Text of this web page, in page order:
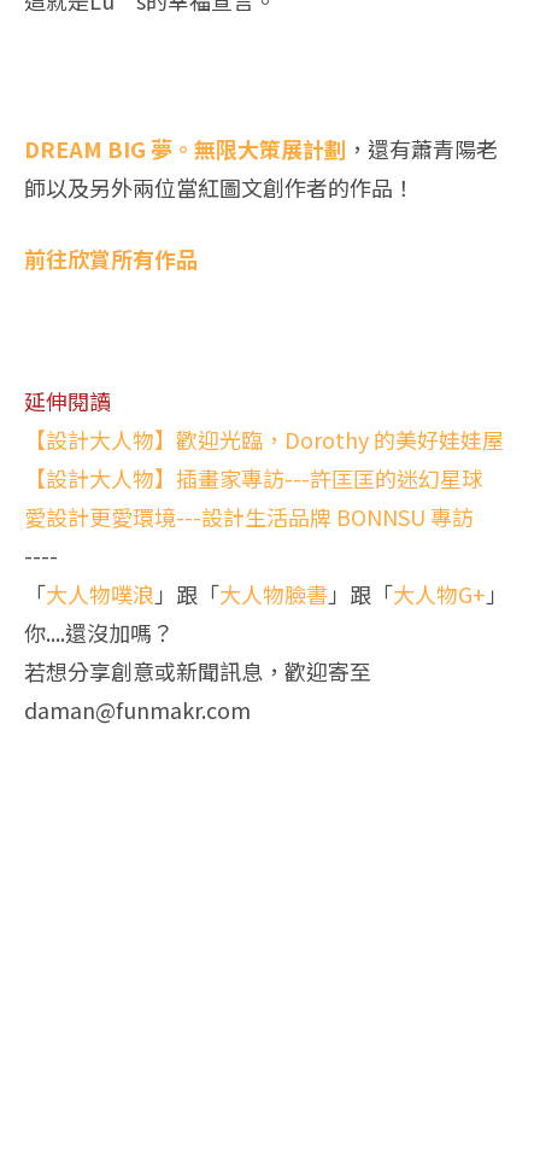
DREAM BIG 夢。無限大策展計劃 ，還有蕭青陽老
師以及另外兩位當紅圖文創作者的作品！
前往欣賞所有作品
延伸閱讀
【設計大人物】歡迎光臨，Dorothy 的美好娃娃屋
【設計大人物】插畫家專訪---許匡匡的迷幻星球
愛設計更愛環境---設計生活品牌 BONNSU 專訪
----
「大人物噗浪」跟「大人物臉書」跟「大人物G+」
你....還沒加嗎？
若想分享創意或新聞訊息，歡迎寄至
daman@funmakr.com